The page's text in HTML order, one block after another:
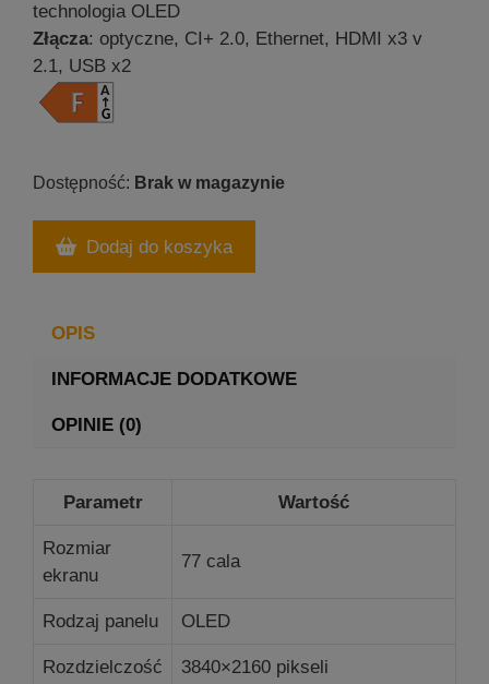
technologia OLED
Złącza: optyczne, CI+ 2.0, Ethernet, HDMI x3 v
2.1, USB x2
Brak w magazynie
Dodaj do koszyka
OPIS
INFORMACJE DODATKOWE
OPINIE (0)
Parametr Wartość
Rozmiar
ekranu
77 cala
Rodzaj panelu OLED
Rozdzielczość 3840×2160 pikseli